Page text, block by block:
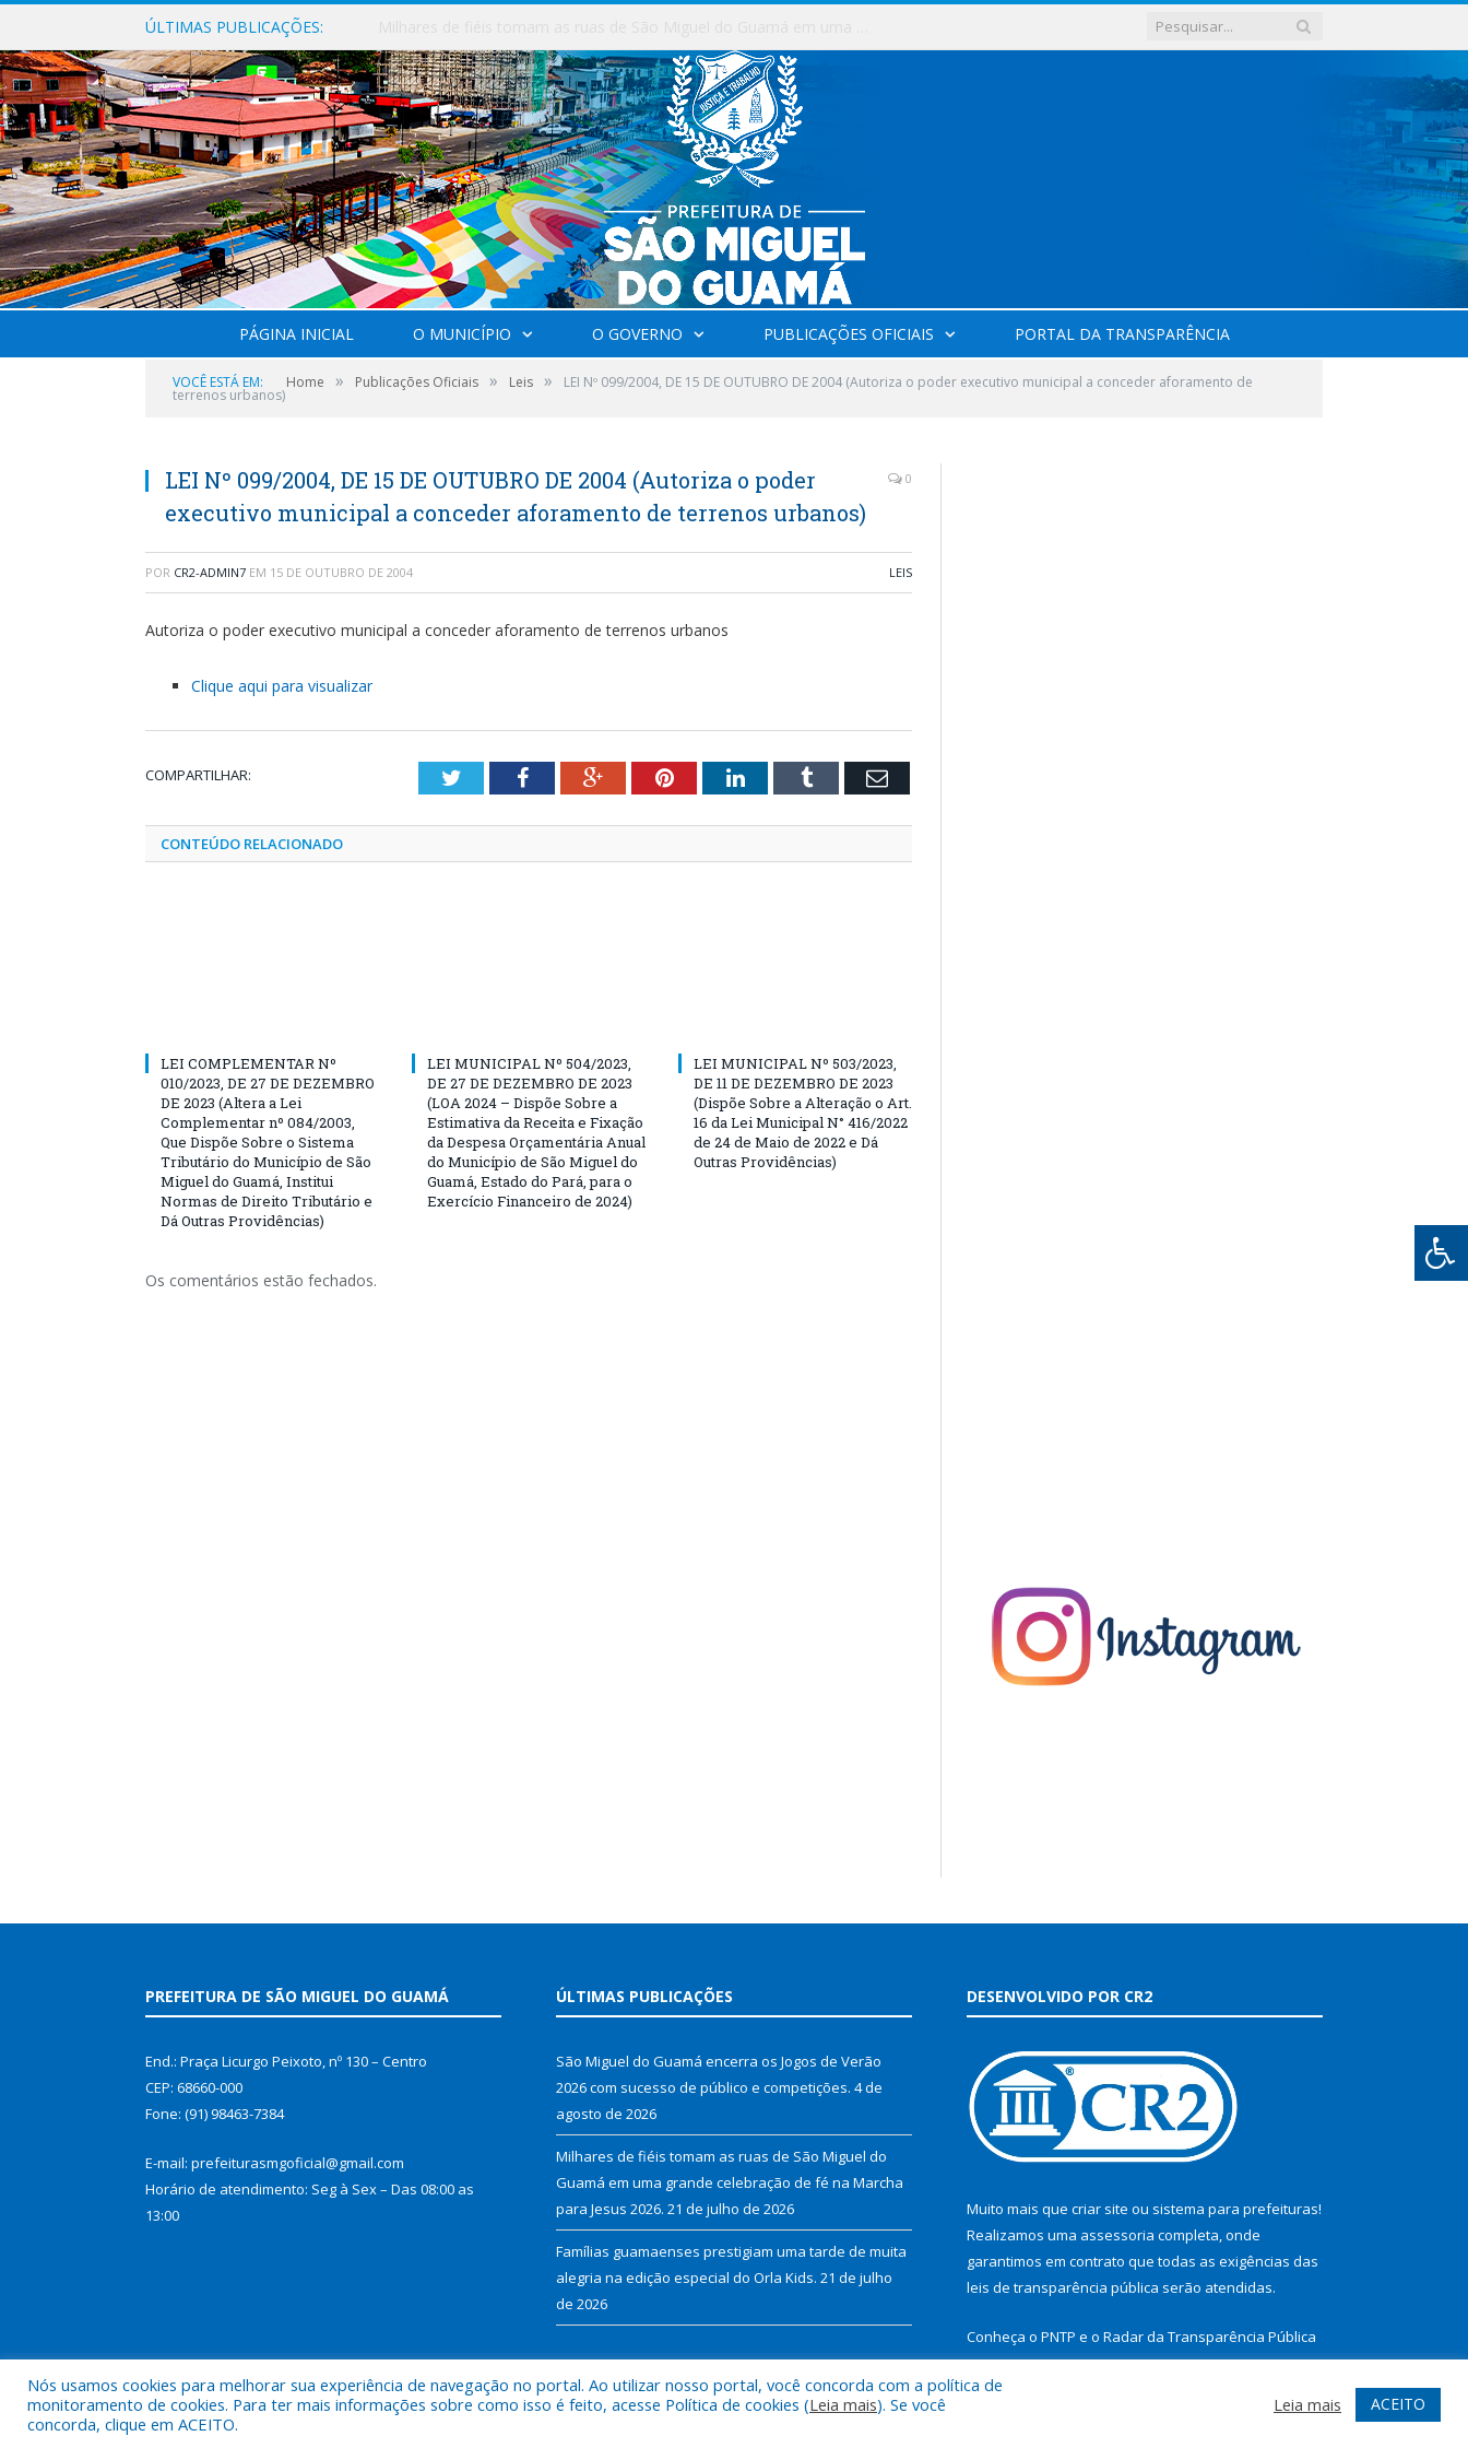
ÚLTIMAS PUBLICAÇÕES:
PÁGINA INICIAL O MUNICÍPIO O GOVERNO PUBLICAÇÕES OFICIAIS PORTAL DA TRANSPARÊNCIA
VOCÊ ESTÁ EM: Home » Publicações Oficiais » Leis » LEI Nº 099/2004, DE 15 DE OUTUBRO DE 2004 (Autoriza o poder executivo municipal a conceder aforamento de
terrenos urbanos)
LEI Nº 099/2004, DE 15 DE OUTUBRO DE 2004 (Autoriza o poder
executivo municipal a conceder aforamento de terrenos urbanos)
0
POR CR2-ADMIN7 EM 15 DE OUTUBRO DE 2004 LEIS
Autoriza o poder executivo municipal a conceder aforamento de terrenos urbanos
Clique aqui para visualizar
COMPARTILHAR: TwitterFacebookGoogle+PinterestLinkedInTumblr Email
CONTEÚDO RELACIONADO
LEI COMPLEMENTAR Nº
010/2023, DE 27 DE DEZEMBRO
DE 2023 (Altera a Lei
Complementar nº 084/2003,
Que Dispõe Sobre o Sistema
Tributário do Município de São
Miguel do Guamá, Institui
Normas de Direito Tributário e
Dá Outras Providências)
LEI MUNICIPAL Nº 504/2023,
DE 27 DE DEZEMBRO DE 2023
(LOA 2024 – Dispõe Sobre a
Estimativa da Receita e Fixação
da Despesa Orçamentária Anual
do Município de São Miguel do
Guamá, Estado do Pará, para o
Exercício Financeiro de 2024)
LEI MUNICIPAL Nº 503/2023,
DE 11 DE DEZEMBRO DE 2023
(Dispõe Sobre a Alteração o Art.
16 da Lei Municipal N° 416/2022
de 24 de Maio de 2022 e Dá
Outras Providências)
Os comentários estão fechados.
PREFEITURA DE SÃO MIGUEL DO GUAMÁ
End.: Praça Licurgo Peixoto, nº 130 – Centro
CEP: 68660-000
Fone: (91) 98463-7384
E-mail: prefeiturasmgoficial@gmail.com
Horário de atendimento: Seg à Sex – Das 08:00 as
13:00
ÚLTIMAS PUBLICAÇÕES
São Miguel do Guamá encerra os Jogos de Verão
2026 com sucesso de público e competições. 4 de
agosto de 2026
Milhares de fiéis tomam as ruas de São Miguel do
Guamá em uma grande celebração de fé na Marcha
para Jesus 2026. 21 de julho de 2026
Famílias guamaenses prestigiam uma tarde de muita
alegria na edição especial do Orla Kids. 21 de julho
de 2026
DESENVOLVIDO POR CR2
Muito mais que criar site ou sistema para prefeituras!
Realizamos uma assessoria completa, onde
garantimos em contrato que todas as exigências das
leis de transparência pública serão atendidas.
Conheça o PNTP e o Radar da Transparência Pública
Nós usamos cookies para melhorar sua experiência de navegação no portal. Ao utilizar nosso portal, você concorda com a política de
monitoramento de cookies. Para ter mais informações sobre como isso é feito, acesse Política de cookies (Leia mais). Se você
concorda, clique em ACEITO.
Leia mais ACEITO